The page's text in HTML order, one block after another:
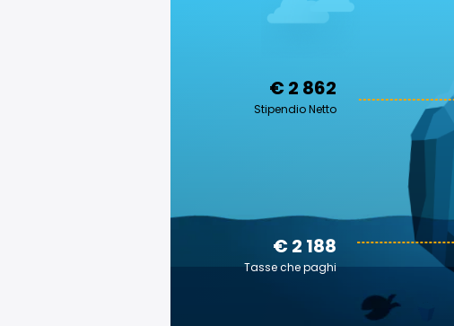
€ 2 862
Stipendio Netto
€ 2 188
Tasse che paghi